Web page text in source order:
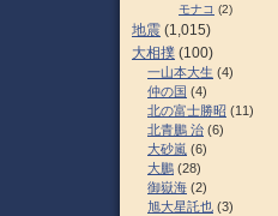
モナコ (2)
地震 (1,015)
大相撲 (100)
一山本大生 (4)
仲の国 (4)
北の富士勝昭 (11)
北青鵬 治 (6)
大砂嵐 (6)
大鵬 (28)
御嶽海 (2)
旭大星託也 (3)